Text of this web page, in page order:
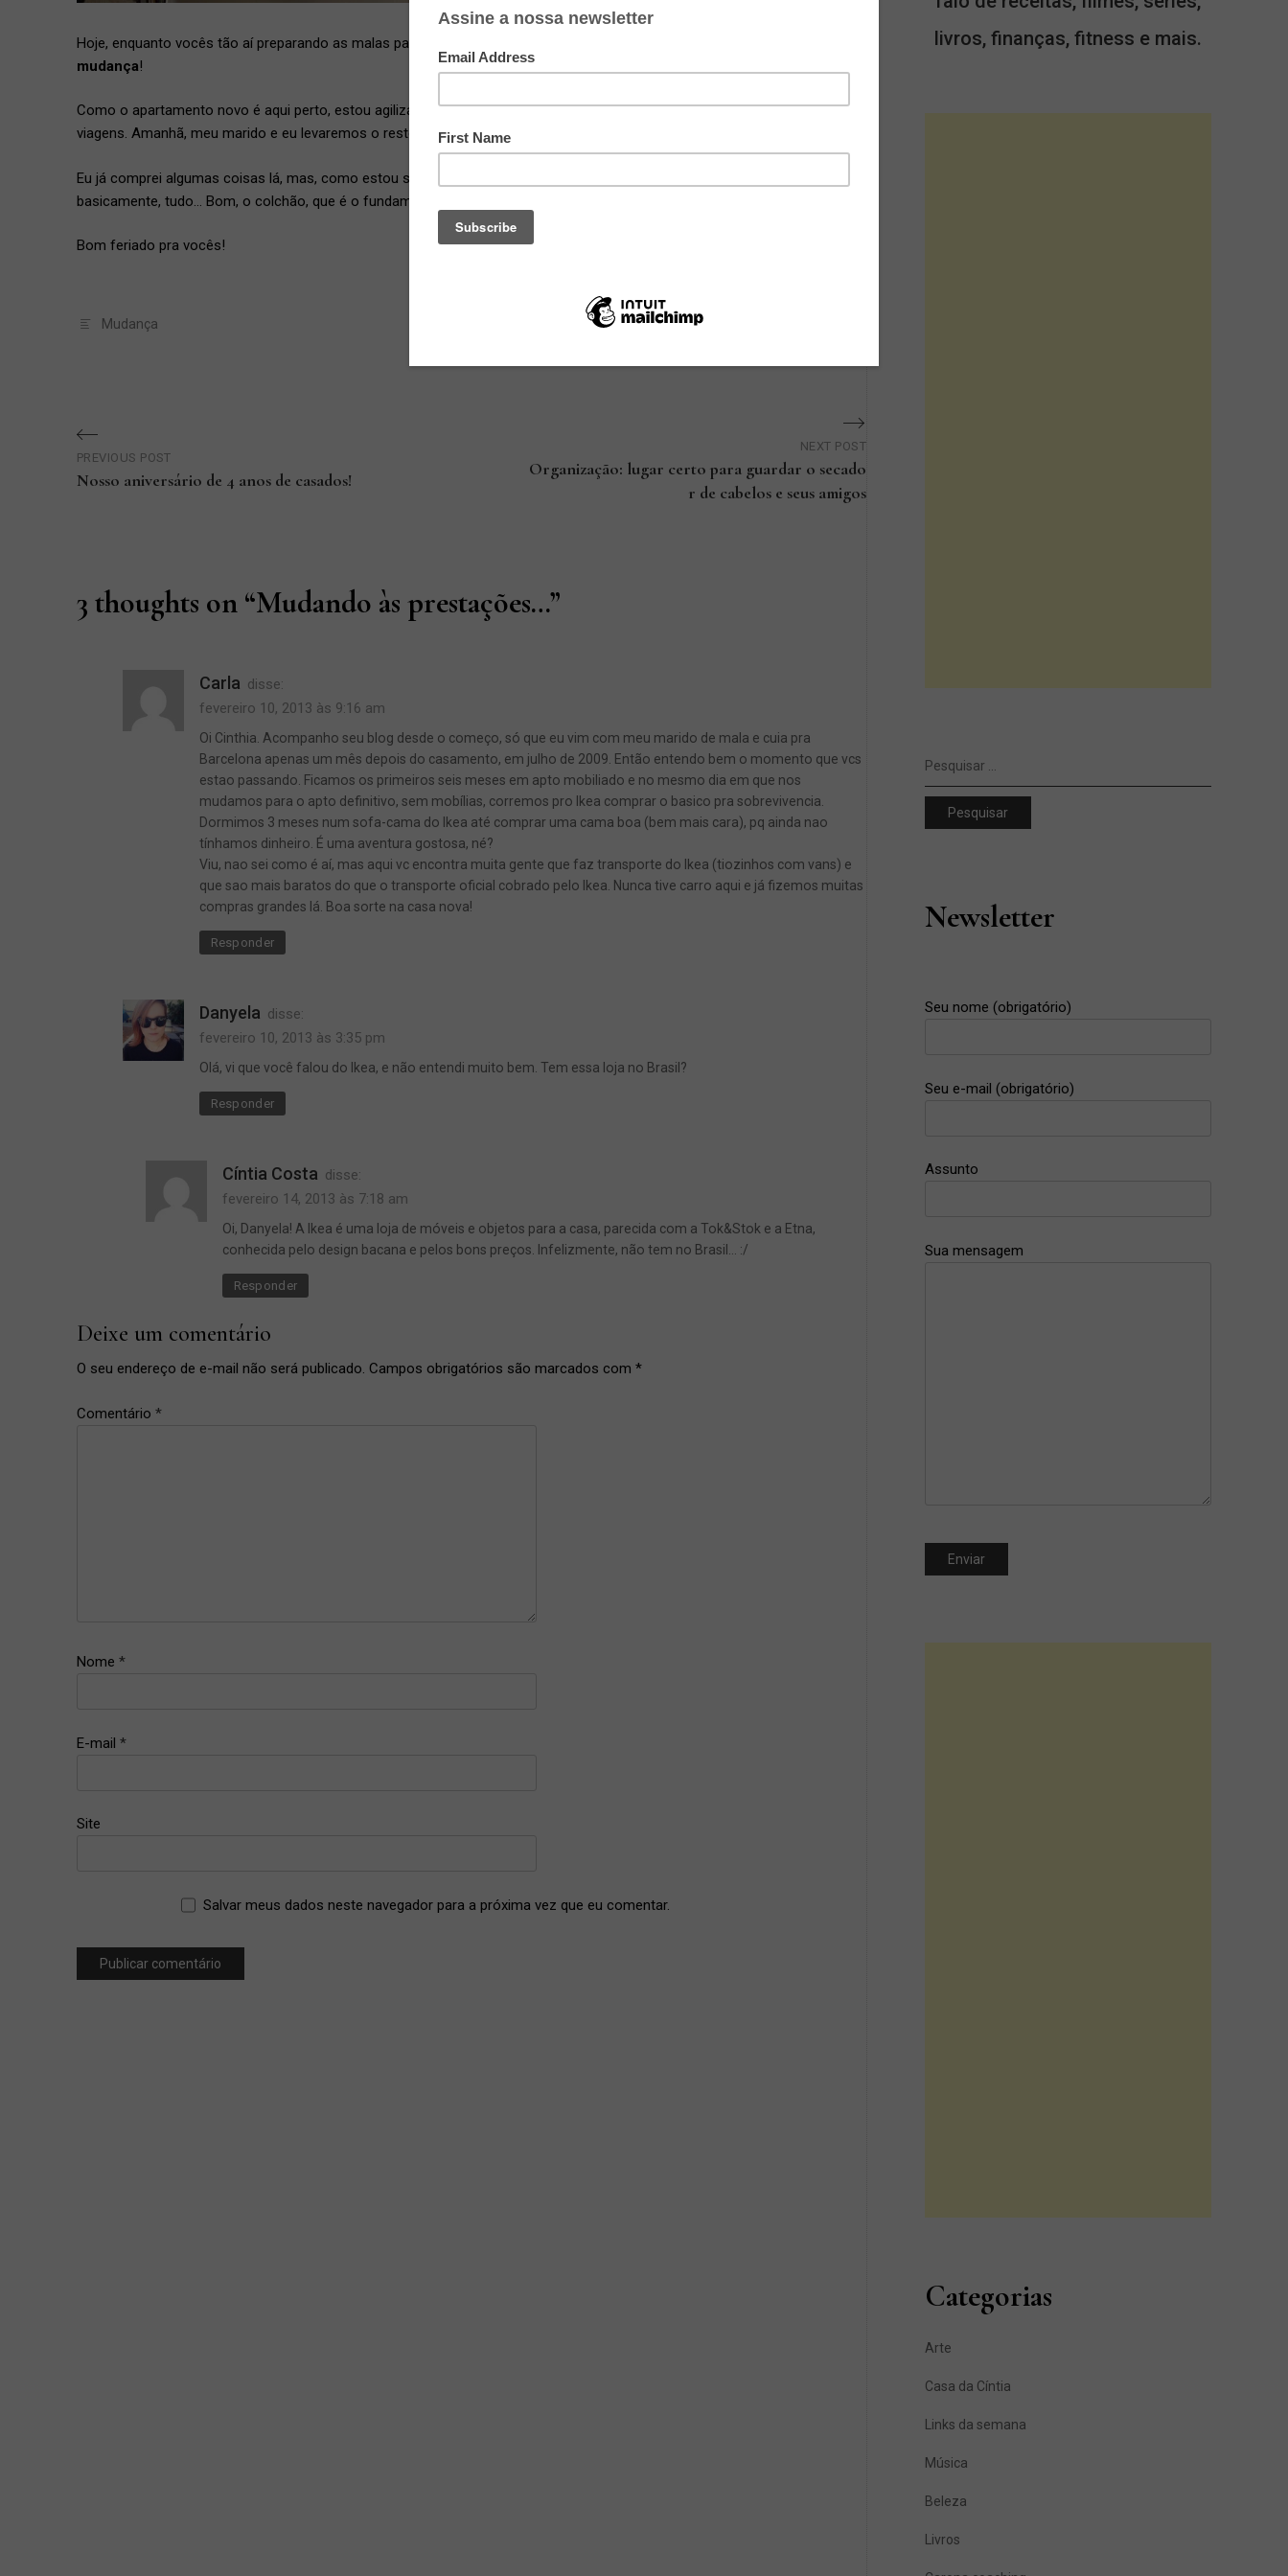
Hoje, enquanto vocês tão aí preparando as malas para o Carnaval, eu tô aqui, arrumando malas também, mas para a
mudança!
Como o apartamento novo é aqui perto, estou agilizando durante a semana e levando as coisas pra lá em pequenas
viagens. Amanhã, meu marido e eu levaremos o resto das coisas e vamos
Eu já comprei algumas coisas lá, mas, como estou sem carro, só posso comprar o que consigo carregar. Então falta,
basicamente, tudo… Bom, o colchão, que é o fundamental, já chegou, então vai ficar tudo bem! 🙂
Bom feriado pra vocês!
Mudança
Navegação
PREVIOUS POST
Nosso aniversário de 4 anos de casados!
NEXT POST
Organização: lugar certo para guardar o secado
r de cabelos e seus amigos
3 thoughts on “Mudando às prestações…”
Carla disse:
fevereiro 10, 2013 às 9:16 am
Oi Cinthia. Acompanho seu blog desde o começo, só que eu vim com meu marido de mala e cuia pra
Barcelona apenas um mês depois do casamento, em julho de 2009. Então entendo bem o momento que vcs
estao passando. Ficamos os primeiros seis meses em apto mobiliado e no mesmo dia em que nos
mudamos para o apto definitivo, sem mobílias, corremos pro Ikea comprar o basico pra sobrevivencia.
Dormimos 3 meses num sofa-cama do Ikea até comprar uma cama boa (bem mais cara), pq ainda nao
tínhamos dinheiro. É uma aventura gostosa, né?
Viu, nao sei como é aí, mas aqui vc encontra muita gente que faz transporte do Ikea (tiozinhos com vans) e
que sao mais baratos do que o transporte oficial cobrado pelo Ikea. Nunca tive carro aqui e já fizemos muitas
compras grandes lá. Boa sorte na casa nova!
Responder
Danyela disse:
fevereiro 10, 2013 às 3:35 pm
Olá, vi que você falou do Ikea, e não entendi muito bem. Tem essa loja no Brasil?
Responder
Cíntia Costa disse:
fevereiro 14, 2013 às 7:18 am
Oi, Danyela! A Ikea é uma loja de móveis e objetos para a casa, parecida com a Tok&Stok e a Etna,
conhecida pelo design bacana e pelos bons preços. Infelizmente, não tem no Brasil… :/
Responder
Deixe um comentário
O seu endereço de e-mail não será publicado. Campos obrigatórios são marcados com *
Comentário *
Nome *
E-mail *
Site
Salvar meus dados neste navegador para a próxima vez que eu comentar.
livros, finanças, fitness e mais.
Pesquisar
Newsletter
Seu nome (obrigatório)
Seu e-mail (obrigatório)
Assunto
Sua mensagem
Categorias
Arte
Casa da Cíntia
Links da semana
Música
Beleza
Livros